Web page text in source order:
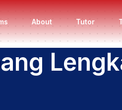
About Tutor